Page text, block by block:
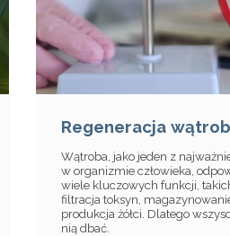
Regeneracja
Wątroba, jako jeden z
w organizmie człowieka,
wiele kluczowych funkcji,
filtracja toksyn,
produkcja żółci. Dlatego
nią dbać.